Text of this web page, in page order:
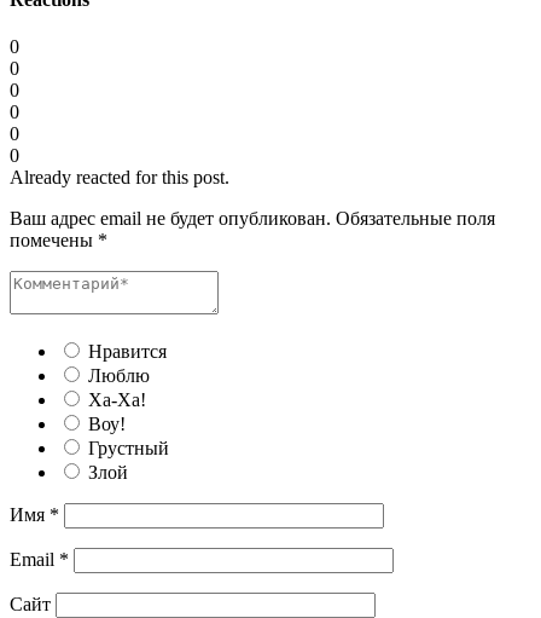
0
0
0
0
0
0
Already reacted for this post.
Ваш адрес email не будет опубликован. Обязательные поля
помечены *
Нравится
Люблю
Ха-Ха!
Воу!
Грустный
Злой
Имя *
Email *
Сайт